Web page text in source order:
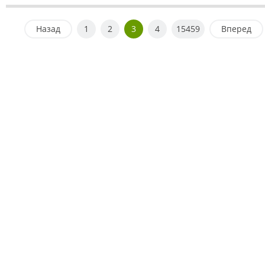
Назад 1 2 3 4 15459 Вперед